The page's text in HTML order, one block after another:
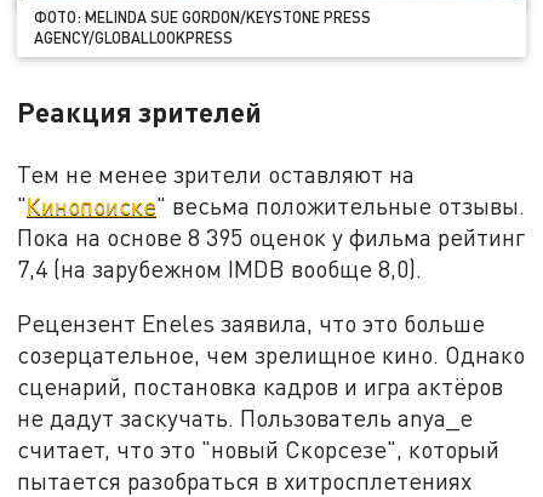
ФОТО: MELINDA SUE GORDON/KEYSTONE PRESS
AGENCY/GLOBALLOOKPRESS
Реакция зрителей
Тем не менее зрители оставляют на
"Кинопоиске" весьма положительные отзывы.
Пока на основе 8 395 оценок у фильма рейтинг
7,4 (на зарубежном IMDB вообще 8,0).
Рецензент Eneles заявила, что это больше
созерцательное, чем зрелищное кино. Однако
сценарий, постановка кадров и игра актёров
не дадут заскучать. Пользователь anya_e
считает, что это "новый Скорсезе", который
пытается разобраться в хитросплетениях